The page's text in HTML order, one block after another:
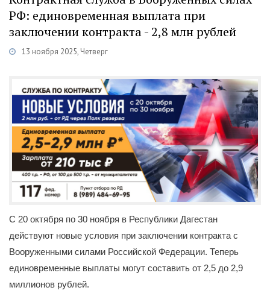
РФ: единовременная выплата при
заключении контракта - 2,8 млн рублей
13 ноября 2025, Четверг
С 20 октября по 30 ноября в Республики Дагестан
действуют новые условия при заключении контракта с
Вооруженными силами Российской Федерации. Теперь
единовременные выплаты могут составить от 2,5 до 2,9
миллионов рублей.